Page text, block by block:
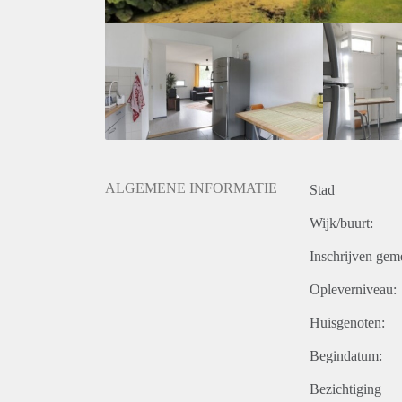
ALGEMENE INFORMATIE Stad
Wijk/buurt:
Inschrijven
Opleverniveau:
Huisgenoten:
Begindatum:
Bezichtiging